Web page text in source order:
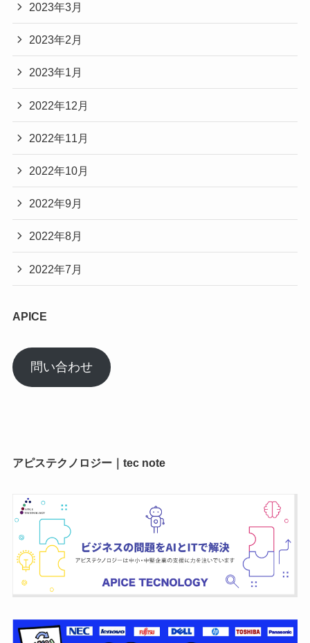
2023年3月
2023年2月
2023年1月
2022年12月
2022年11月
2022年10月
2022年9月
2022年8月
2022年7月
APICE
問い合わせ
アピステクノロジー｜tec note